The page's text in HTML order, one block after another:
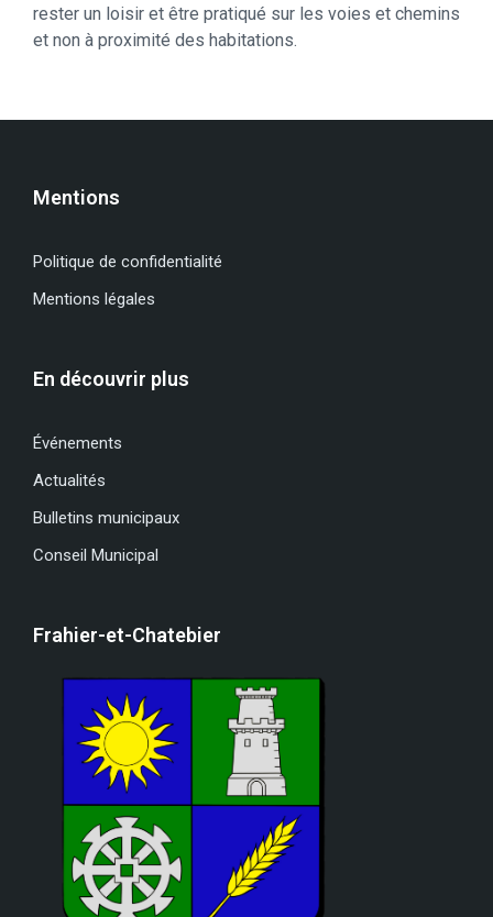
rester un loisir et être pratiqué sur les voies et chemins
et non à proximité des habitations.
Mentions
Politique de confidentialité
Mentions légales
En découvrir plus
Événements
Actualités
Bulletins municipaux
Conseil Municipal
Frahier-et-Chatebier